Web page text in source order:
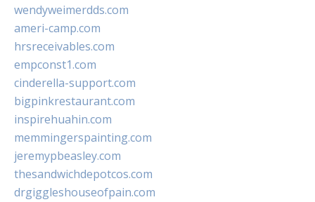
wendyweimerdds.com
ameri-camp.com
hrsreceivables.com
empconst1.com
cinderella-support.com
bigpinkrestaurant.com
inspirehuahin.com
memmingerspainting.com
jeremypbeasley.com
thesandwichdepotcos.com
drgiggleshouseofpain.com